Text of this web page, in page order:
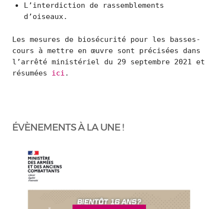
L’interdiction de rassemblements
d’oiseaux.
Les mesures de biosécurité pour les basses-
cours à mettre en œuvre sont précisées dans
l’arrêté ministériel du 29 septembre 2021 et
résumées ici .
ÉVÈNEMENTS À LA UNE !